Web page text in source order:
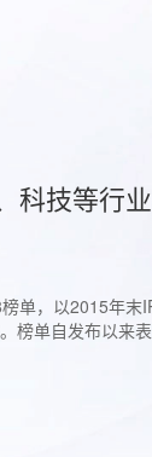
科技等行
单，以2015年
榜单自发布以来